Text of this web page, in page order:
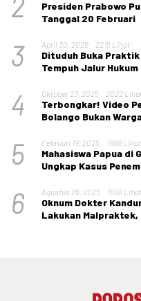
Presiden Prabowo
Tanggal 20 Februari
3 April 30, 2026 2215 Lihat
Dituduh Buka
Tempuh Jalur Hukum
4 Oktober 23, 2025 2022
Terbongkar! Video
Bolango Bukan
5 Februari 19, 2025 1989 Lihat
Mahasiswa Papua di
Ungkap Kasus
6 Agustus 26, 2025 1698 Lihat
Oknum Dokter
Lakukan Malpraktek,